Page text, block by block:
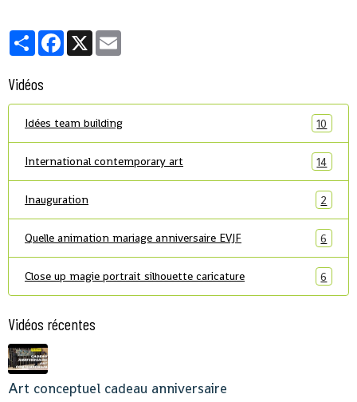
PartagerFacebook
X
Vidéos
Idées team building 10
International contemporary art 14
Inauguration 2
Quelle animation mariage anniversaire EVJF 6
Close up magie portrait silhouette caricature 6
Vidéos récentes
Art conceptuel cadeau anniversaire